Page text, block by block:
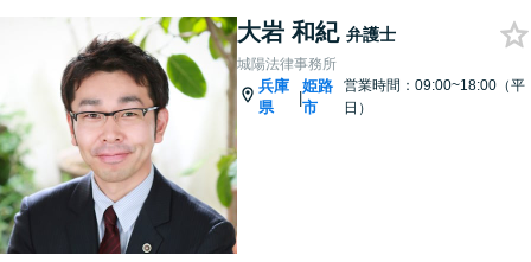
大岩 和紀 弁護士
城陽法律事務所
兵庫
県
|
姫路
市
営業時間：09:00~18:00（平
日）